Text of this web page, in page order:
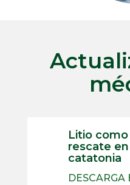
Litio
rescate
catatonia
DESCARGA